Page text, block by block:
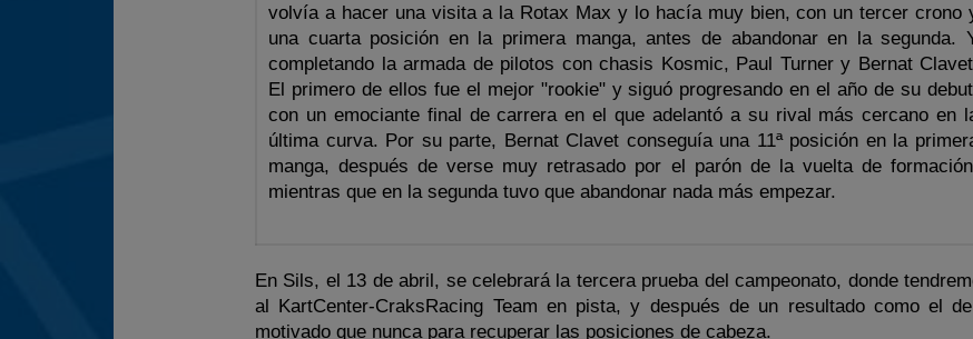
volvía a hacer una visita a la Rotax Max y lo hacía muy bien, con un tercer crono
una cuarta posición en la primera manga, antes de abandonar en la segunda.
completando la armada de pilotos con chasis Kosmic, Paul Turner y Bernat
El primero de ellos fue el mejor "rookie" y siguó progresando en el año de su
con un emociante final de carrera en el que adelantó a su rival más cercano en
última curva. Por su parte, Bernat Clavet conseguía una 11ª posición en la
manga, después de verse muy retrasado por el parón de la vuelta de
mientras que en la segunda tuvo que abandonar nada más empezar.
En Sils, el 13 de abril, se celebrará la tercera prueba del campeonato, donde
al KartCenter-CraksRacing Team en pista, y después de un resultado como el
motivado que nunca para recuperar las posiciones de cabeza.